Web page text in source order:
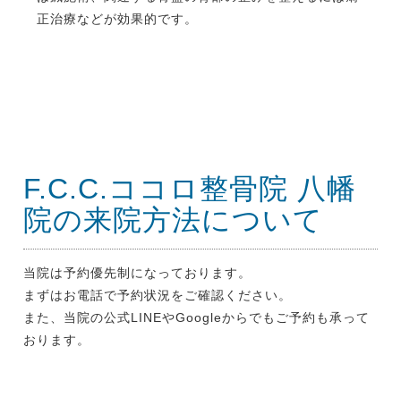
正治療などが効果的です。
F.C.C.ココロ整骨院 八幡
院の来院方法について
当院は予約優先制になっております。
まずはお電話で予約状況をご確認ください。
また、当院の公式LINEやGoogleからでもご予約も承って
おります。